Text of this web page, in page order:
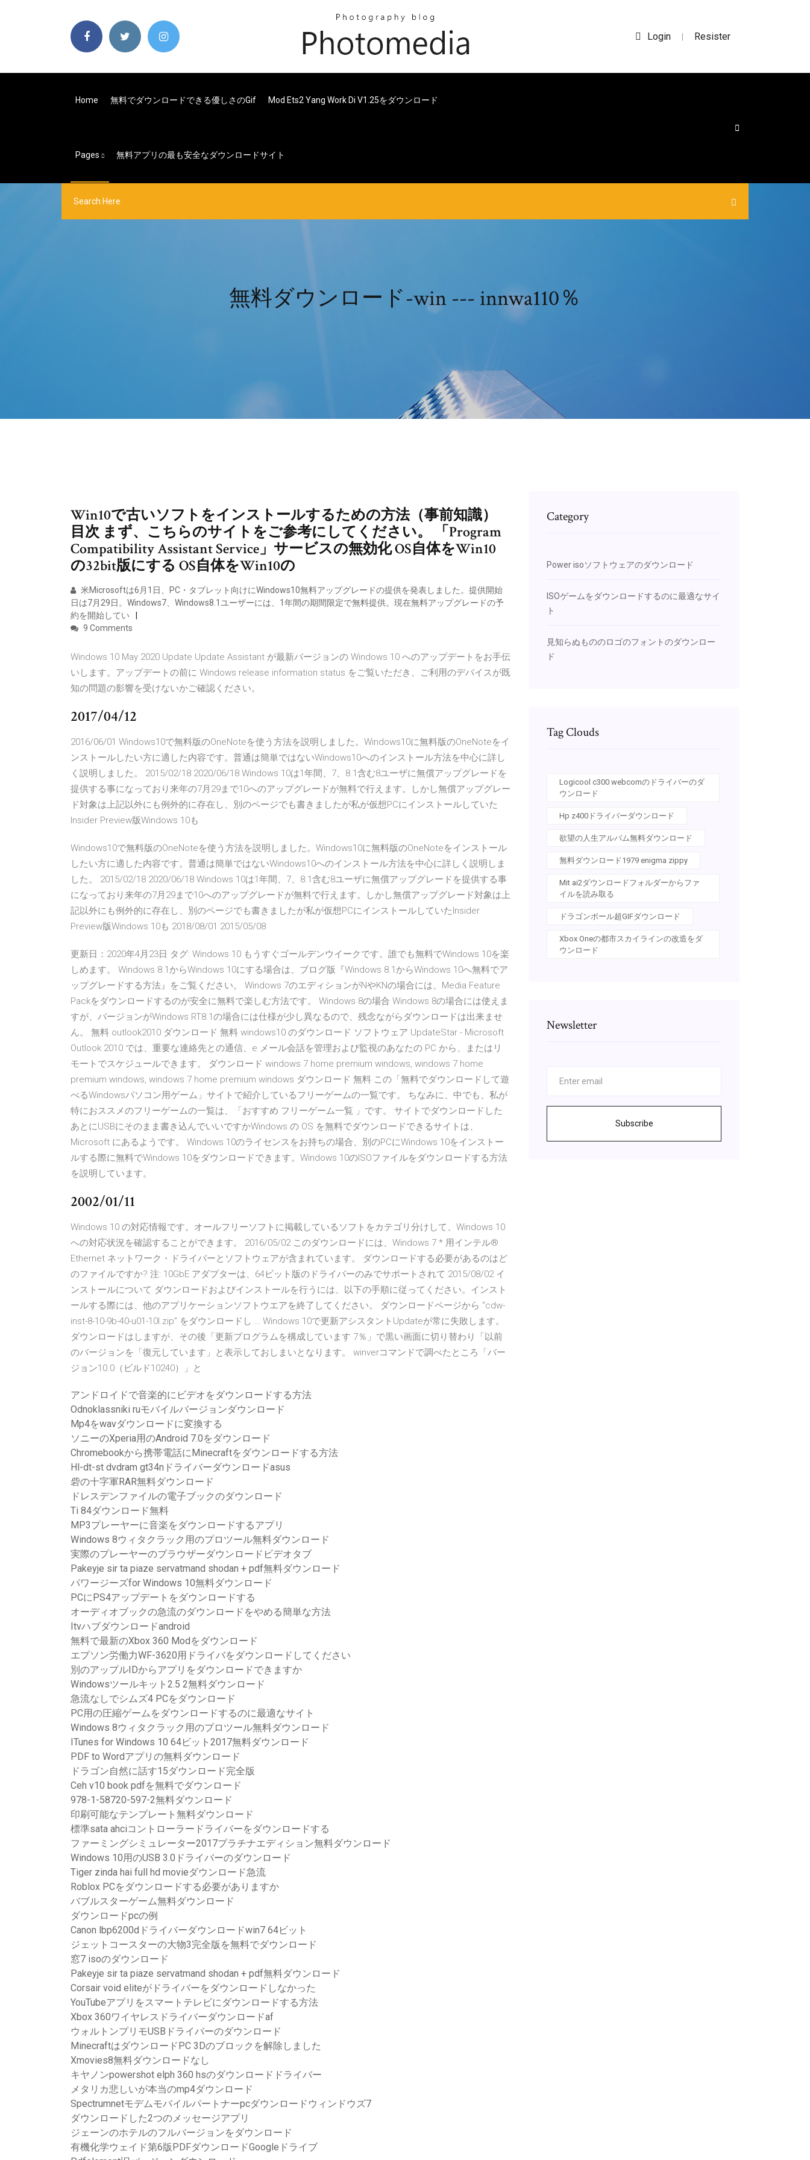
Login | Resister
Home 無料でダウンロードできる優しさのgif Mod Ets2 Yang Work Di V1.25をダウンロード
Pages 無料アプリの最も安全なダウンロードサイト
無料ダウンロード-win --- innwa110％
Win10で古いソフトをインストールするための方法（事前知識）
目次 まず、こちらのサイトをご参考にしてください。 「Program
Compatibility Assistant Service」サービスの無効化 OS自体をWin10
の32bit版にする OS自体をWin10の
米Microsoftは6月1日、PC・タブレット向けにWindows10無料アップグレードの提供を発表しました。提供開始
日は7月29日。Windows7、Windows8.1ユーザーには、1年間の期間限定で無料提供。現在無料アップグレードの予
約を開始してい
9 Comments
Windows 10 May 2020 Update Update Assistant が最新バージョンの Windows 10 へのアップデートをお手伝
いします。アップデートの前に Windows release information status をご覧いただき、ご利用のデバイスが既
知の問題の影響を受けないかご確認ください。
2017/04/12
2016/06/01 Windows10で無料版のOneNoteを使う方法を説明しました。Windows10に無料版のOneNoteをイ
ンストールしたい方に適した内容です。普通は簡単ではないWindows10へのインストール方法を中心に詳し
く説明しました。 2015/02/18 2020/06/18 Windows 10は1年間、7、8.1含む8ユーザに無償アップグレードを
提供する事になっており来年の7月29まで10へのアップグレードが無料で行えます。しかし無償アップグレー
ド対象は上記以外にも例外的に存在し、別のページでも書きましたが私が仮想PCにインストールしていた
Insider Preview版Windows 10も
Windows10で無料版のOneNoteを使う方法を説明しました。Windows10に無料版のOneNoteをインストール
したい方に適した内容です。普通は簡単ではないWindows10へのインストール方法を中心に詳しく説明しま
した。 2015/02/18 2020/06/18 Windows 10は1年間、7、8.1含む8ユーザに無償アップグレードを提供する事
になっており来年の7月29まで10へのアップグレードが無料で行えます。しかし無償アップグレード対象は上
記以外にも例外的に存在し、別のページでも書きましたが私が仮想PCにインストールしていたInsider
Preview版Windows 10も 2018/08/01 2015/05/08
更新日：2020年4月23日 タグ: Windows 10 もうすぐゴールデンウイークです。誰でも無料でWindows 10を楽
しめます。 Windows 8.1からWindows 10にする場合は、ブログ版『Windows 8.1からWindows 10へ無料でア
ップグレードする方法』をご覧ください。 Windows 7のエディションがNやKNの場合には、Media Feature
Packをダウンロードするのが安全に無料で楽しむ方法です。 Windows 8の場合 Windows 8の場合には使えま
すが、バージョンがWindows RT8.1の場合には仕様が少し異なるので、残念ながらダウンロードは出来ませ
ん。 無料 outlook2010 ダウンロード 無料 windows10 のダウンロード ソフトウェア UpdateStar - Microsoft
Outlook 2010 では、重要な連絡先との通信、e メール会話を管理および監視のあなたの PC から、またはリ
モートでスケジュールできます。 ダウンロード windows 7 home premium windows, windows 7 home
premium windows, windows 7 home premium windows ダウンロード 無料 この「無料でダウンロードして遊
べるWindowsパソコン用ゲーム」サイトで紹介しているフリーゲームの一覧です。 ちなみに、中でも、私が
特におススメのフリーゲームの一覧は、「おすすめ フリーゲーム一覧 」です。 サイトでダウンロードした
あとにUSBにそのまま書き込んでいいですかWindows の OS を無料でダウンロードできるサイトは、
Microsoft にあるようです。 Windows 10のライセンスをお持ちの場合、別のPCにWindows 10をインストー
ルする際に無料でWindows 10をダウンロードできます。Windows 10のISOファイルをダウンロードする方法
を説明しています。
2002/01/11
Windows 10 の対応情報です。オールフリーソフトに掲載しているソフトをカテゴリ分けして、Windows 10
への対応状況を確認することができます。 2016/05/02 このダウンロードには、Windows 7 * 用インテル®
Ethernet ネットワーク・ドライバーとソフトウェアが含まれています。 ダウンロードする必要があるのはど
のファイルですか? 注: 10GbE アダプターは、64ビット版のドライバーのみでサポートされて 2015/08/02 イ
ンストールについて ダウンロードおよびインストールを行うには、以下の手順に従ってください。インスト
ールする際には、他のアプリケーションソフトウエアを終了してください。 ダウンロードページから “cdw-
inst-8-10-9b-40-u01-10l.zip” をダウンロードし … Windows 10で更新アシスタントUpdateが常に失敗します。
ダウンロードはしますが、その後「更新プログラムを構成しています 7％」で黒い画面に切り替わり「以前
のバージョンを「復元しています」と表示しておしまいとなります。 winverコマンドで調べたところ「バー
ジョン10.0（ビルド10240）」と
アンドロイドで音楽的にビデオをダウンロードする方法
Odnoklassniki ruモバイルバージョンダウンロード
Mp4をwavダウンロードに変換する
ソニーのXperia用のAndroid 7.0をダウンロード
Chromebookから携帯電話にMinecraftをダウンロードする方法
Hl-dt-st dvdram gt34nドライバーダウンロードasus
砦の十字軍RAR無料ダウンロード
ドレスデンファイルの電子ブックのダウンロード
Ti 84ダウンロード無料
MP3プレーヤーに音楽をダウンロードするアプリ
Windows 8ウィタクラック用のプロツール無料ダウンロード
実際のプレーヤーのブラウザーダウンロードビデオタブ
Pakeyje sir ta piaze servatmand shodan + pdf無料ダウンロード
パワージーズfor Windows 10無料ダウンロード
PCにPS4アップデートをダウンロードする
オーディオブックの急流のダウンロードをやめる簡単な方法
Itvハブダウンロードandroid
無料で最新のXbox 360 Modをダウンロード
エプソン労働力WF-3620用ドライバをダウンロードしてください
別のアップルIDからアプリをダウンロードできますか
Windowsツールキット2.5 2無料ダウンロード
急流なしでシムズ4 PCをダウンロード
PC用の圧縮ゲームをダウンロードするのに最適なサイト
Windows 8ウィタクラック用のプロツール無料ダウンロード
ITunes for Windows 10 64ビット2017無料ダウンロード
PDF to Wordアプリの無料ダウンロード
ドラゴン自然に話す15ダウンロード完全版
Ceh v10 book pdfを無料でダウンロード
978-1-58720-597-2無料ダウンロード
印刷可能なテンプレート無料ダウンロード
標準sata ahciコントローラードライバーをダウンロードする
ファーミングシミュレーター2017プラチナエディション無料ダウンロード
Windows 10用のUSB 3.0ドライバーのダウンロード
Tiger zinda hai full hd movieダウンロード急流
Roblox PCをダウンロードする必要がありますか
バブルスターゲーム無料ダウンロード
ダウンロードpcの例
Canon lbp6200dドライバーダウンロードwin7 64ビット
ジェットコースターの大物3完全版を無料でダウンロード
窓7 isoのダウンロード
Pakeyje sir ta piaze servatmand shodan + pdf無料ダウンロード
Corsair void eliteがドライバーをダウンロードしなかった
YouTubeアプリをスマートテレビにダウンロードする方法
Xbox 360ワイヤレスドライバーダウンロードaf
ウォルトンプリモUSBドライバーのダウンロード
MinecraftはダウンロードPC 3Dのブロックを解除しました
Xmovies8無料ダウンロードなし
キヤノンpowershot elph 360 hsのダウンロードドライバー
メタリカ悲しいが本当のmp4ダウンロード
Spectrumnetモデムモバイルパートナーpcダウンロードウィンドウズ7
ダウンロードした2つのメッセージアプリ
ジェーンのホテルのフルバージョンをダウンロード
有機化学ウェイド第6版PDFダウンロードGoogleドライブ
Category
Power isoソフトウェアのダウンロード
ISOゲームをダウンロードするのに最適なサイ
ト
見知らぬもののロゴのフォントのダウンロー
ド
Tag Clouds
Logicool c300 webcomのドライバーのダ
ウンロード
Hp z400ドライバーダウンロード
欲望の人生アルバム無料ダウンロード
無料ダウンロード1979 enigma zippy
Mit ai2ダウンロードフォルダーからファ
イルを読み取る
ドラゴンボール超GIFダウンロード
Xbox Oneの都市スカイラインの改造をダ
ウンロード
Newsletter
Subscribe